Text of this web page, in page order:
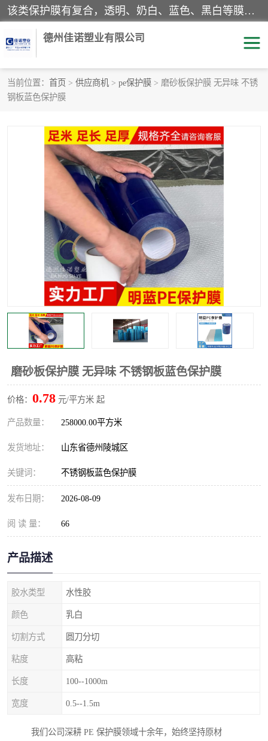
该类保护膜有复合，透明、奶白、蓝色、黑白等膜型。特高粘，高粘，中高粘，中粘，中低粘，低粘等。对于不同的粘力要求有相应的产品相适配。无胶渍残留污染。在较宽的收卷幅度下平整无皱纹，收卷长度大，利于机械化及自动化施工粘贴。为您的产品提供的表面保护解决方案。 产品广泛适用于：铝材、不锈钢、金属、塑料、电子、家电、家具、玻璃、化工材料、装饰材料等。
德州佳诺塑业有限公司
当前位置： 首页 > 供应商机 > pe保护膜 > 磨砂板保护膜 无异味 不锈
钢板蓝色保护膜
磨砂板保护膜 无异味 不锈钢板蓝色保护膜
价格： 0.78 元/平方米 起
产品数量： 258000.00平方米
发货地址： 山东省德州陵城区
关键词： 不锈钢板蓝色保护膜
发布日期： 2026-08-09
阅 读 量： 66
产品描述
胶水类型 水性胶
颜色 乳白
切割方式 圆刀分切
粘度 高粘
长度 100--1000m
宽度 0.5--1.5m
我们公司深耕 PE 保护膜领域十余年，始终坚持原材
pe保护膜
地毯保护膜 家具保护膜
拉伸缠绕膜 透明保护膜
乳白保护膜
明蓝保护膜 纯黑保护膜
印字保护膜 彩钢板保护膜
不绣钢板保护膜 两边上胶保护膜
窗缝阻风胶带 铝板保护膜
不锈钢板保护膜 一次性隔离膜